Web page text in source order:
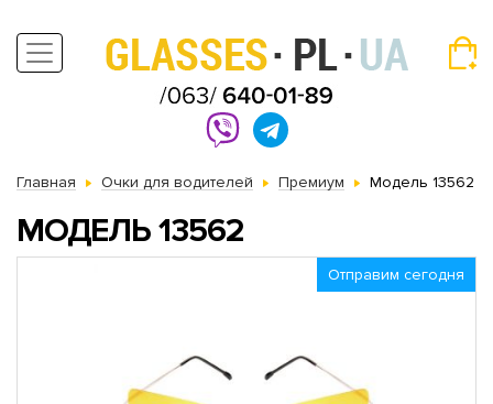
Главная Очки для водителей Премиум Модель 13562
МОДЕЛЬ 13562
Отправим сегодня